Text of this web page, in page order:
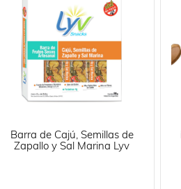
Barra de Cajú, Semillas de
Zapallo y Sal Marina Lyv